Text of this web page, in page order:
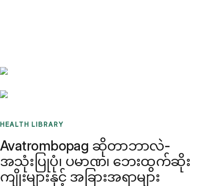
HEALTH LIBRARY
Avatrombopag ဆိုတာဘာလဲ-
အသုံးပြုပုံ၊ ပမာဏ၊ ဘေးထွက်ဆိုး
ကျိုးများနှင့် အခြားအရာများ